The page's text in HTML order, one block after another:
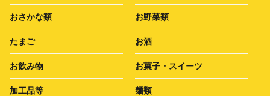
おさかな類 お野菜類
たまご お酒
お飲み物 お菓子・スイーツ
加工品等 麺類